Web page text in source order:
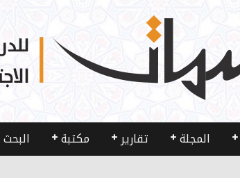
المجلة تقارير مكتبة